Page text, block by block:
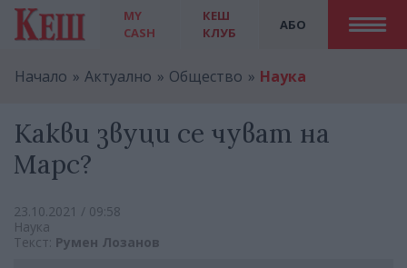
MY
CASH
АБО
КЕШ
КЛУБ
Начало Актуално Общество Наука
Какви звуци се чуват на
Марс?
23.10.2021 / 09:58
Наука
Текст: Румен Лозанов